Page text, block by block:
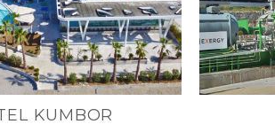
KUMBOR